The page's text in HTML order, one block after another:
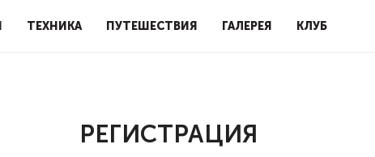
ТЕХНИКА ПУТЕШЕСТВИЯ ГАЛЕРЕЯ КЛУБ
РЕГИСТРАЦИЯ